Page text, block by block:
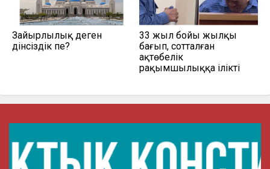
Зайырлылық деген
дінсіздік пе?
33 жыл бойы жылқы
бағып, сотталған
ақтөбелік
рақымшылыққа ілікті